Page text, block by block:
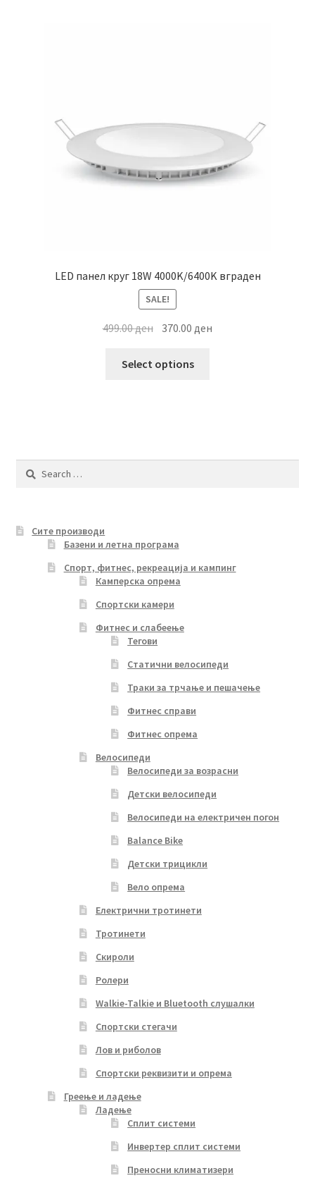
LED панел круг 18W 4000K/6400K вграден
SALE!
499.00ден Original
was:
370.00ден
Select options
options
product
Search
Сите производи
Базени и летна програма
Спорт, фитнес, рекреација и кампинг
Камперска опрема
Спортски камери
Фитнес и слабеење
Тегови
Статични велосипеди
Траки за трчање и пешачење
Фитнес справи
Фитнес опрема
Велосипеди
Велосипеди за возрасни
Детски велосипеди
Велосипеди на електричен погон
Balance Bike
Детски трицикли
Вело опрема
Електрични тротинети
Тротинети
Скироли
Ролери
Walkie-Talkie и Bluetooth слушалки
Спортски стегачи
Лов и риболов
Спортски реквизити и опрема
Греење и ладење
Ладење
Сплит системи
Инвертер сплит системи
Преносни климатизери